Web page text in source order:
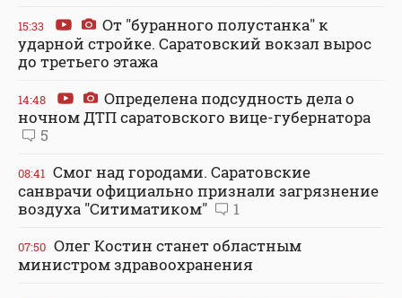
15:33
От "буранного полустанка" к
ударной стройке. Саратовский вокзал вырос
до третьего этажа
14:48
Определена подсудность дела о
ночном ДТП саратовского вице-губернатора
5
08:41 Смог над городами. Саратовские
санврачи официально признали загрязнение
воздуха "Ситиматиком"
1
07:50 Олег Костин станет областным
министром здравоохранения